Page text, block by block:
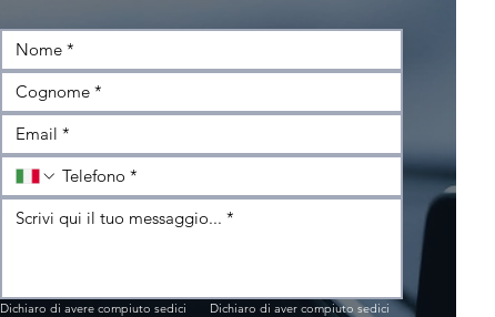
Dichiaro di avere compiuto sedici
Dichiaro di aver compiuto sedici